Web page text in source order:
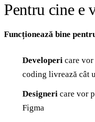
Pentru cine e
Funcționează bine
Developeri care
coding livrează cât
Designeri care vor
Figma